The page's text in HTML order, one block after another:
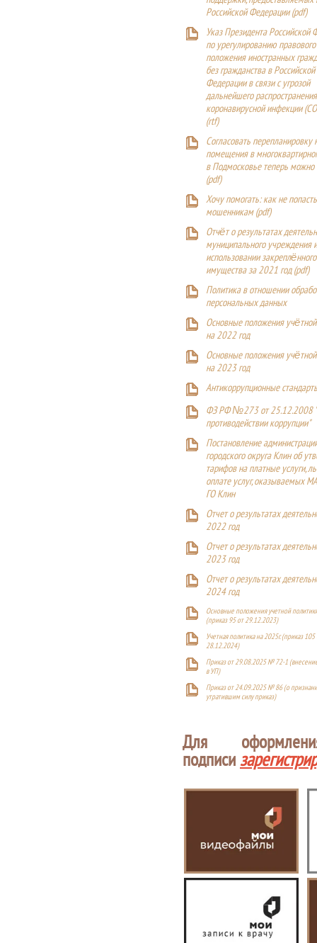
Российской Федерации (pdf)
Указ Президента Российской
по урегулированию правового
положения иностранных
без гражданства в Российской
Федерации в связи с угрозой
дальнейшего
коронавирусной инфекции
(rtf)
Согласовать перепланировку
помещения в
в Подмосковье теперь можно
(pdf)
Хочу помогать: как не
мошенникам (pdf)
Отчёт о результатах
муниципального учреждения
использовании
имущества за 2021 год (pdf)
Политика в отношении
персональных данных
Основные положения
на 2022 год
Основные положения
на 2023 год
Антикоррупционные
ФЗ РФ №273 от 25.12.2008
противодействии коррупции"
Постановление
городского округа Клин об
тарифов на платные услуги,
оплате услуг, оказываемых
ГО Клин
Отчет о результатах
2022 год
Отчет о результатах
2023 год
Отчет о результатах
2024 год
Основные положения учетной
(приказ 95 от 29.12.2023)
Учетная политика на 2025г. (приказ 105
28.12.2024)
Приказ от 29.08.2025 № 72-1
в УП)
Приказ от 24.09.2025 № 86 (о
утратившим силу приказ)
Для
подписи